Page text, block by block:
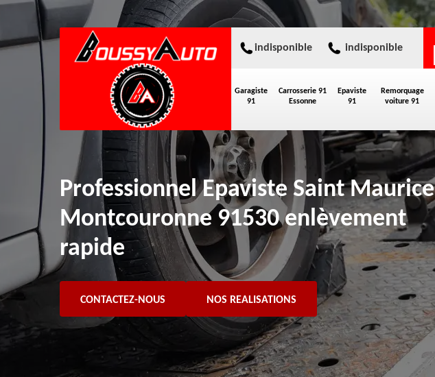
Garagiste
91
Carrosserie 91
Essonne
Epaviste
91
Remorquage
voiture 91
indisponible indisponible
Professionnel Epaviste Saint Maurice
Montcouronne 91530 enlèvement
rapide
CONTACTEZ-NOUS NOS REALISATIONS